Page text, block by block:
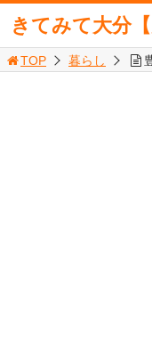
きてみて大分
TOP 暮らし